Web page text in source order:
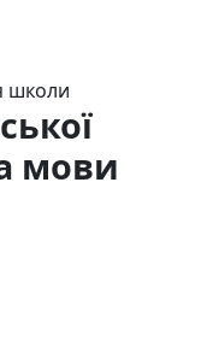
школи
мови